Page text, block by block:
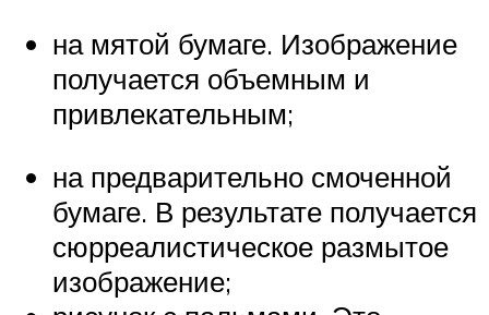
на мятой бумаге. Изображение
получается объемным и
привлекательным;
на предварительно смоченной
бумаге. В результате получается
сюрреалистическое размытое
изображение;